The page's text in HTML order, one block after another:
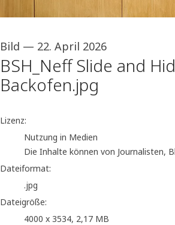
Bild — 22. April 2026
BSH_Neff Slide and
Backofen.jpg
go to media item
Lizenz:
Nutzung in Medien
Die Inhalte können von Journalisten,
Dateiformat:
.jpg
Dateigröße:
4000 x 3534, 2,17 MB